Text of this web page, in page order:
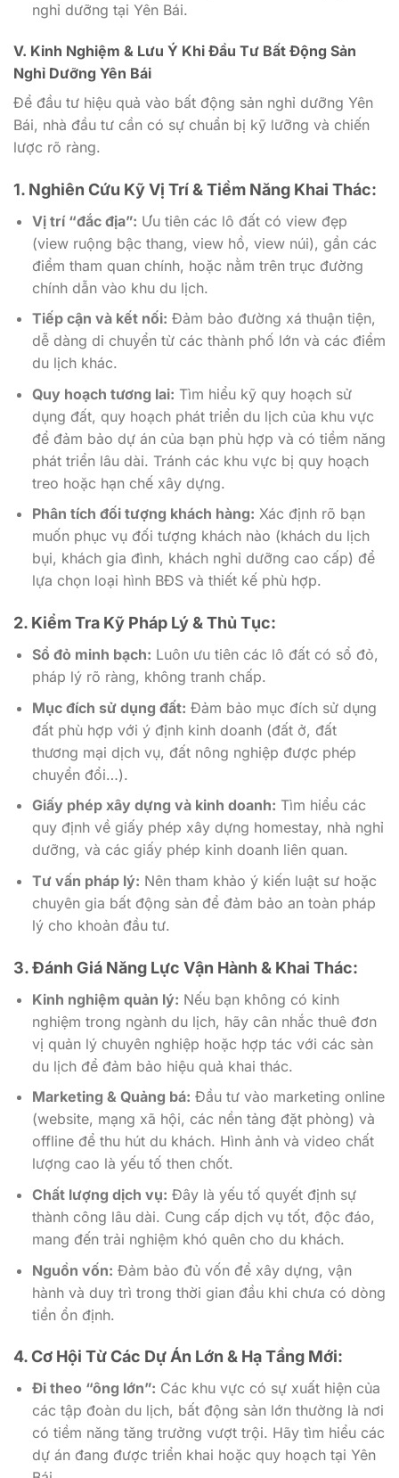
nghỉ dưỡng tại Yên Bái.
V. Kinh Nghiệm & Lưu Ý Khi Đầu Tư Bất Động Sản
Nghỉ Dưỡng Yên Bái
Để đầu tư hiệu quả vào bất động sản nghỉ dưỡng Yên
Bái, nhà đầu tư cần có sự chuẩn bị kỹ lưỡng và chiến
lược rõ ràng.
1. Nghiên Cứu Kỹ Vị Trí & Tiềm Năng Khai Thác:
Vị trí “đắc địa”: Ưu tiên các lô đất có view đẹp
(view ruộng bậc thang, view hồ, view núi), gần các
điểm tham quan chính, hoặc nằm trên trục đường
chính dẫn vào khu du lịch.
Tiếp cận và kết nối: Đảm bảo đường xá thuận tiện,
dễ dàng di chuyển từ các thành phố lớn và các điểm
du lịch khác.
Quy hoạch tương lai: Tìm hiểu kỹ quy hoạch sử
dụng đất, quy hoạch phát triển du lịch của khu vực
để đảm bảo dự án của bạn phù hợp và có tiềm năng
phát triển lâu dài. Tránh các khu vực bị quy hoạch
treo hoặc hạn chế xây dựng.
Phân tích đối tượng khách hàng: Xác định rõ bạn
muốn phục vụ đối tượng khách nào (khách du lịch
bụi, khách gia đình, khách nghỉ dưỡng cao cấp) để
lựa chọn loại hình BĐS và thiết kế phù hợp.
2. Kiểm Tra Kỹ Pháp Lý & Thủ Tục:
Sổ đỏ minh bạch: Luôn ưu tiên các lô đất có sổ đỏ,
pháp lý rõ ràng, không tranh chấp.
Mục đích sử dụng đất: Đảm bảo mục đích sử dụng
đất phù hợp với ý định kinh doanh (đất ở, đất
thương mại dịch vụ, đất nông nghiệp được phép
chuyển đổi…).
Giấy phép xây dựng và kinh doanh: Tìm hiểu các
quy định về giấy phép xây dựng homestay, nhà nghỉ
dưỡng, và các giấy phép kinh doanh liên quan.
Tư vấn pháp lý: Nên tham khảo ý kiến luật sư hoặc
chuyên gia bất động sản để đảm bảo an toàn pháp
lý cho khoản đầu tư.
3. Đánh Giá Năng Lực Vận Hành & Khai Thác:
Kinh nghiệm quản lý: Nếu bạn không có kinh
nghiệm trong ngành du lịch, hãy cân nhắc thuê đơn
vị quản lý chuyên nghiệp hoặc hợp tác với các sàn
du lịch để đảm bảo hiệu quả khai thác.
Marketing & Quảng bá: Đầu tư vào marketing online
(website, mạng xã hội, các nền tảng đặt phòng) và
offline để thu hút du khách. Hình ảnh và video chất
lượng cao là yếu tố then chốt.
Chất lượng dịch vụ: Đây là yếu tố quyết định sự
thành công lâu dài. Cung cấp dịch vụ tốt, độc đáo,
mang đến trải nghiệm khó quên cho du khách.
Nguồn vốn: Đảm bảo đủ vốn để xây dựng, vận
hành và duy trì trong thời gian đầu khi chưa có dòng
tiền ổn định.
4. Cơ Hội Từ Các Dự Án Lớn & Hạ Tầng Mới:
Đi theo “ông lớn”: Các khu vực có sự xuất hiện của
các tập đoàn du lịch, bất động sản lớn thường là nơi
có tiềm năng tăng trưởng vượt trội. Hãy tìm hiểu các
dự án đang được triển khai hoặc quy hoạch tại Yên